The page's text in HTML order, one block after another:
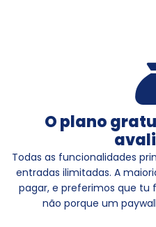
O plano
Todas as funcionalidades
entradas ilimitadas. A
pagar, e preferimos que tu
não porque um